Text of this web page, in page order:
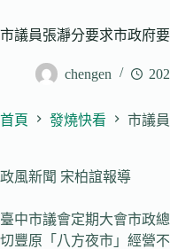
市議員張瀞分要求市政府
chengen
首頁 發燒快看 市議
政風新聞 宋柏誼報導
臺中市議會定期大會市政
切豐原「八方夜市」經營